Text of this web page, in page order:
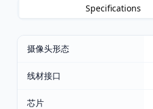
Specifications
摄像头形态
线材接口
芯片